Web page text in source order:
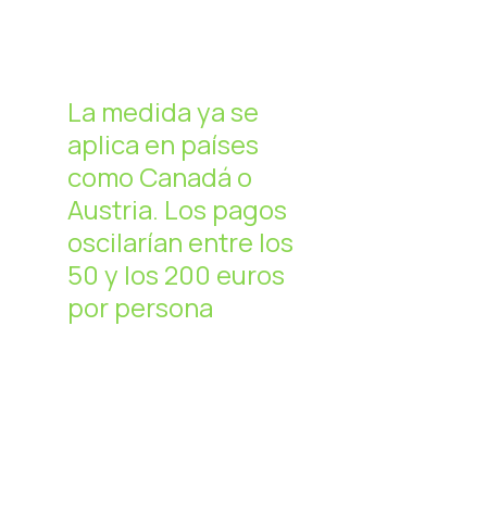
La medida ya se
aplica en países
como Canadá o
Austria. Los pagos
oscilarían entre los
50 y los 200 euros
por persona